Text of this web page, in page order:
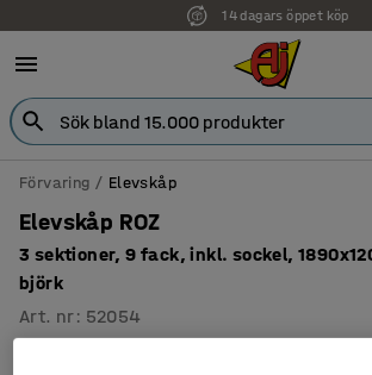
14 dagars öppet köp
Förvaring Elevskåp
Elevskåp ROZ
3 sektioner, 9 fack, inkl. sockel,
björk
Art. nr: 52054